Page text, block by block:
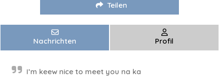
Teilen
Nachrichten Profil
I’m keew nice to meet you na ka